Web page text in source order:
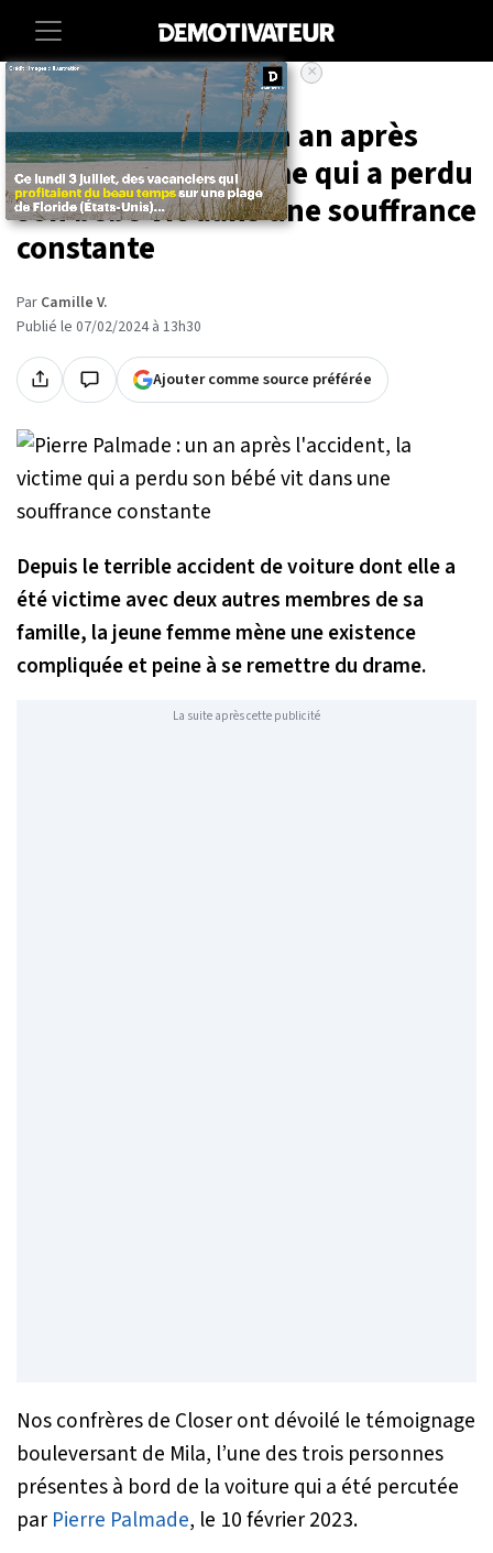
Accueil Societe
Pierre Palmade : un an après
l'accident, la victime qui a perdu
son bébé vit dans une souffrance
constante
Par Camille V.
Publié le 07/02/2024 à 13h30
Ajouter comme source préférée
Depuis le terrible accident de voiture dont elle a
été victime avec deux autres membres de sa
famille, la jeune femme mène une existence
compliquée et peine à se remettre du drame.
La suite après cette publicité
Nos confrères de Closeront dévoilé le témoignage
bouleversant de Mila, l’une des trois personnes
présentes à bord de la voiture qui a été percutée
par Pierre Palmade, le 10 février 2023.
×